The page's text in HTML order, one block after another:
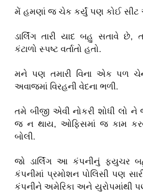
મેં હમણાં જ ચેક કર્યું પણ કોઈ
ડાર્લિંગ તારી યાદ બહુ સતાવે છે,
કંટાળો સ્પષ્ટ વર્તાતો હતો.
મને પણ તમારી વિના એક પળ
અવાજમાં વિરહની વેદના ભળી.
તમે બીજી એવી નોકરી શોધી લો ને
જ ન થાય, ઓફિસમાં જ કામ
બોલી.
જો ડાર્લિંગ આ કંપનીનું ફ્યુચર
કંપનીમાં પ્રમોશન પોલિસી પણ
કંપનીને અમેરિકા અને યુરોપમાંથી